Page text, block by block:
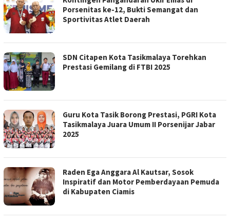
Porsenitas ke-12, Bukti Semangat dan
Sportivitas Atlet Daerah
SDN Citapen Kota Tasikmalaya Torehkan
Prestasi Gemilang di FTBI 2025
Guru Kota Tasik Borong Prestasi, PGRI Kota
Tasikmalaya Juara Umum II Porsenijar Jabar
2025
Raden Ega Anggara Al Kautsar, Sosok
Inspiratif dan Motor Pemberdayaan Pemuda
di Kabupaten Ciamis